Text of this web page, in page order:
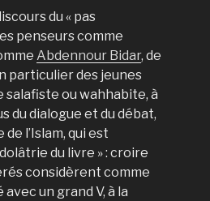
du « pas
penseurs comme
Abdennour Bidar, de
particulier des jeunes
salafiste ou wahhabite, à
du dialogue et du débat,
l’Islam, qui est
du livre » : croire
considèrent comme
un grand V, à la